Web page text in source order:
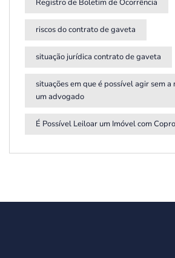
Registro de Boletim de Ocorrência
riscos do contrato de gaveta
situação jurídica contrato de gaveta
situações em que é possível agir sem a
um advogado
É Possível Leiloar um Imóvel com